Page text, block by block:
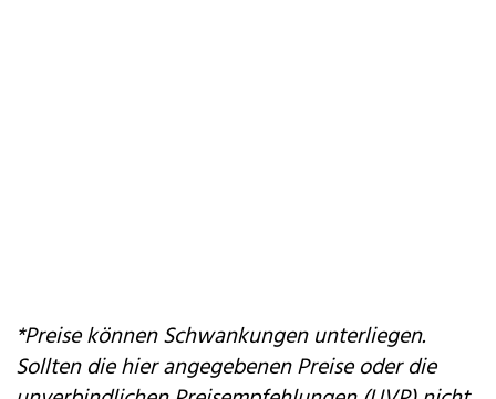
*Preise können Schwankungen unterliegen.
Sollten die hier angegebenen Preise oder die